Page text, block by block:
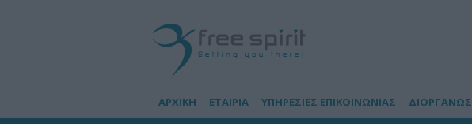
ΑΡΧΙΚΗ ΕΤΑΙΡΙΑ ΥΠΗΡΕΣΙΕΣ ΕΠΙΚΟΙΝΩΝΙΑΣ